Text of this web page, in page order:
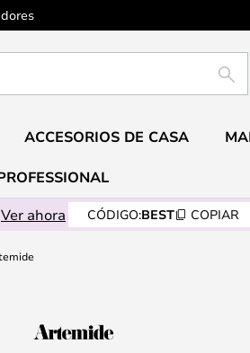
ACCESORIOS DE CASA
Ver ahora CÓDIGO:BEST COPIAR